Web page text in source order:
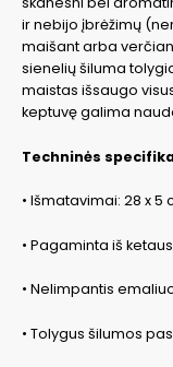
ir nebijo įbrėžimų
maišant arba
sienelių šiluma
maistas išsaugo
keptuvę galima
Techninės
• Išmatavimai: 28 x 5
• Pagaminta iš
• Nelimpantis
• Tolygus šilumos